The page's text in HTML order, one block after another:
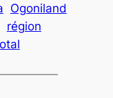
Ogoniland
région